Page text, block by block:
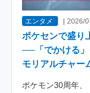
エンタメ |2026/
ポケセンで盛り
──「でかける」
モリアルチャー
ポケモン30周年、